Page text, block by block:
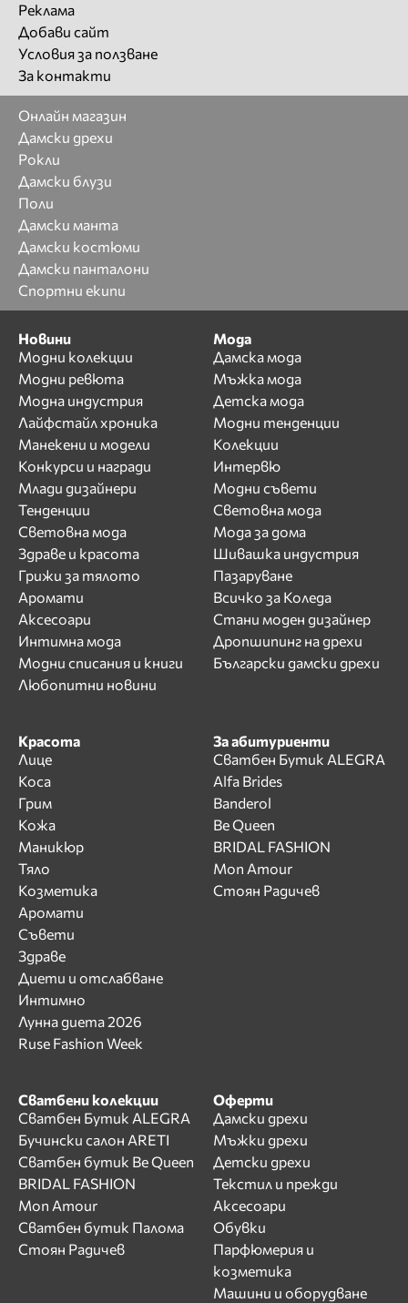
Реклама
Добави сайт
Условия за ползване
За контакти
Онлайн магазин
Дамски дрехи
Рокли
Дамски блузи
Поли
Дамски манта
Дамски костюми
Дамски панталони
Спортни екипи
Новини
Модни колекции
Модни ревюта
Модна индустрия
Лайфстайл хроника
Манекени и модели
Конкурси и награди
Млади дизайнери
Тенденции
Световна мода
Здраве и красота
Грижи за тялото
Аромати
Аксесоари
Интимна мода
Модни списания и книги
Любопитни новини
Мода
Дамска мода
Мъжка мода
Детска мода
Модни тенденции
Колекции
Интервю
Модни съвети
Световна мода
Мода за дома
Шивашка индустрия
Пазаруване
Всичко за Коледа
Стани моден дизайнер
Дропшипинг на дрехи
Български дамски дрехи
Красота
Лице
Коса
Грим
Кожа
Маникюр
Тяло
Козметика
Аромати
Съвети
Здраве
Диети и отслабване
Интимно
Лунна диета 2026
Ruse Fashion Week
За абитуриенти
Сватбен Бутик ALEGRA
Alfa Brides
Banderol
Be Queen
BRIDAL FASHION
Mon Amour
Стоян Радичев
Сватбени колекции
Сватбен Бутик ALEGRA
Бучински салон ARETI
Сватбен бутик Be Queen
BRIDAL FASHION
Mon Amour
Сватбен бутик Палома
Стоян Радичев
Оферти
Дамски дрехи
Мъжки дрехи
Детски дрехи
Текстил и прежди
Аксесоари
Обувки
Парфюмерия и
козметика
Машини и оборудване